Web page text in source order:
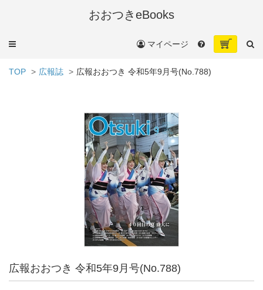
おおつきeBooks
メ
ュ
マイページ
TOP 広報誌 広報おおつき 令和5年9月号(No.788)
広報おおつき 令和5年9月号(No.788)